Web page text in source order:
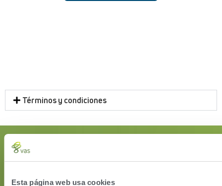
Esta página web usa cookies
Términos y condiciones